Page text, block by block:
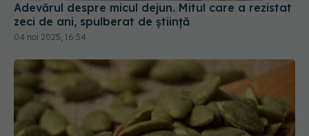
Adevărul despre micul dejun. Mitul care a rezistat
zeci de ani, spulberat de știință
04 noi 2025, 16:54